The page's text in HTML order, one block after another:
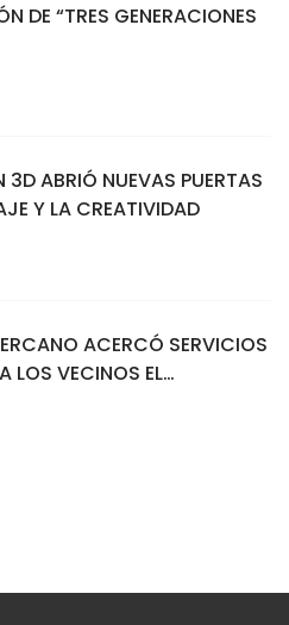
DE “TRES GENERACIONES
3D ABRIÓ NUEVAS PUERTAS
Y LA CREATIVIDAD
ACERCÓ SERVICIOS
LOS VECINOS EL